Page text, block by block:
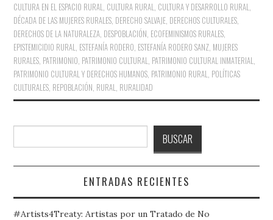
CULTURA EN EL ESPACIO RURAL, CULTURA RURAL, CULTURA Y DESARROLLO RURAL,
DÉCADA DE LAS MUJERES RURALES, DERECHO SALVAJE, DERECHOS CULTURALES,
DERECHOS DE LA NATURALEZA, DESPOBLACIÓN, ECOFEMINISMOS RURALES,
EPISTEMICIDIO RURAL, ESTEFANÍA RODERO, ESTEFANÍA RODERO SANZ, MUJERES
RURALES, PATRIMONIO, PATRIMONIO CULTURAL, PATRIMONIO CULTURAL INMATERIAL,
PATRIMONIO CULTURAL Y DERECHOS HUMANOS, PATRIMONIO RURAL, POLÍTICAS
CULTURALES, REPOBLACIÓN, RURAL, RURALIDAD
BUSCAR
ENTRADAS RECIENTES
#Artists4Treaty: Artistas por un Tratado de No